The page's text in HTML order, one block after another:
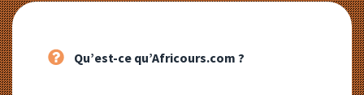
Qu’est-ce qu’Africours.com ?